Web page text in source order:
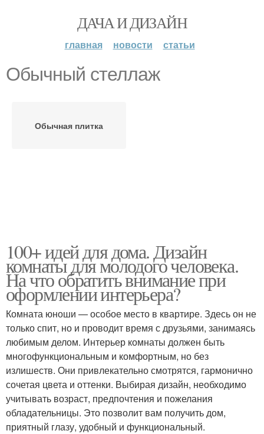
ДАЧА И ДИЗАЙН
главная новости статьи
Обычный стеллаж
Обычная плитка
100+ идей для дома. Дизайн
комнаты для молодого человека.
На что обратить внимание при
оформлении интерьера?
Комната юноши — особое место в квартире. Здесь он не
только спит, но и проводит время с друзьями, занимаясь
любимым делом. Интерьер комнаты должен быть
многофункциональным и комфортным, но без
излишеств. Они привлекательно смотрятся, гармонично
сочетая цвета и оттенки. Выбирая дизайн, необходимо
учитывать возраст, предпочтения и пожелания
обладательницы. Это позволит вам получить дом,
приятный глазу, удобный и функциональный.